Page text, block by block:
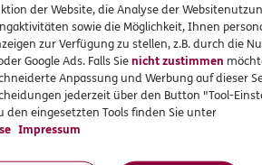
der Website, die Analyse der
sowie die Möglichkeit, Ihnen
zur Verfügung zu stellen, z.B. durch die
Google Ads. Falls Sienicht zustimmen
Anpassung und Werbung auf dieser
jederzeit über den Button "Tool-
den eingesetzten Tools finden Sie unter
Impressum